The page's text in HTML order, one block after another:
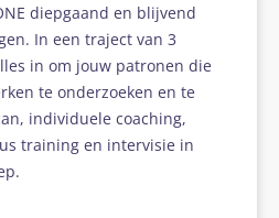
diepgaand en blijvend
In een traject van 3
in om jouw patronen die
te onderzoeken en te
individuele coaching,
training en intervisie in